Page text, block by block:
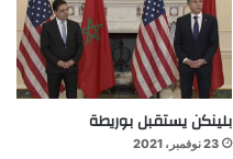
بلينكن يستقبل بوريطة
23 نوفمبر، 2021